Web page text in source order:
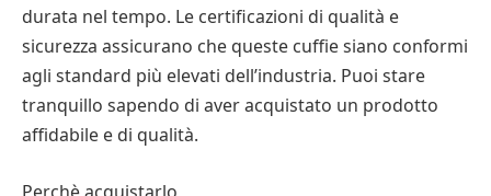
durata nel tempo. Le certificazioni di qualità e
sicurezza assicurano che queste cuffie siano conformi
agli standard più elevati dell’industria. Puoi stare
tranquillo sapendo di aver acquistato un prodotto
affidabile e di qualità.
Perchè acquistarlo